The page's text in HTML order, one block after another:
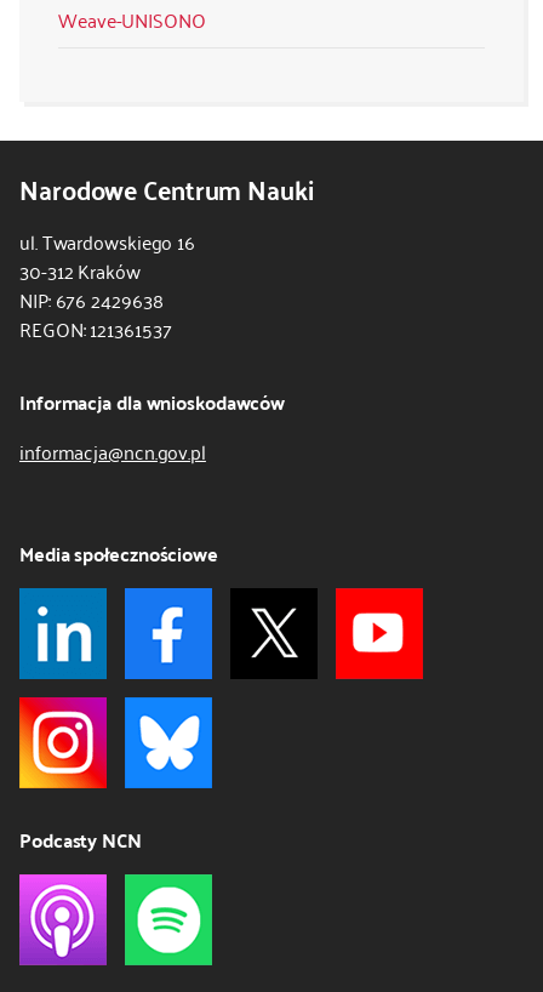
Weave-UNISONO
Narodowe Centrum Nauki
ul. Twardowskiego 16
30-312 Kraków
NIP: 676 2429638
REGON: 121361537
Informacja dla wnioskodawców
informacja@ncn.gov.pl
Media społecznościowe
Podcasty NCN